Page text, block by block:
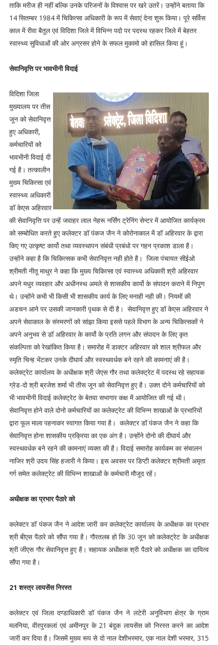
ताकि मरीज ही नहीं बल्कि उनके परिजनों के विश्वास पर खरे उतरें। उन्होंने बताया कि
14 सितम्बर 1984 में चिकित्सा अधिकारी के रूप में सेवाएं देना शुरू किया। पूरे सर्विस
काल में रीवा बैतूल एवं विदिशा जिले में विभिन्न पदो पर पदस्थ रहकर जिले में बेहतर
स्वास्थ्य सुविधाओं की ओर अग्रसर होने के सफल मुकामो को हासिल किया हूं।
सेवानिवृत्ति पर भावभीनी विदाई
विदिशा जिला
मुख्यालय पर तीस
जून को सेवानिवृत्त
हुए अधिकारी,
कर्मचारियों को
भावभीनी विदाई दी
गई है। तत्कालीन
मुख्य चिकित्सा एवं
स्वास्थ्य अधिकारी
डॉ केएस अहिरवार
की सेवानिवृत्ति पर उन्हें जवाहर लाल नेहरू नर्सिंग ट्रेनिंग सेन्टर में आयोजित कार्यक्रम
को सम्बोधित करते हुए कलेक्टर डॉ पंकज जैन ने कोरोनाकाल में डॉ अहिरवार के द्वारा
किए गए उत्कृष्ट कार्यो तथा व्यवस्थापन संबंधी प्रबंधो पर गहन प्रकाश डाला है।
उन्होंने कहा है कि चिकित्सक कभी सेवानिवृत्त नही होते है। जिला पंचायत सीईओ
श्रीमती नीतू माथुर ने कहा कि मुख्य चिकित्सा एवं स्वास्थ्य अधिकारी श्री अहिरवार
अपने मधुर व्यवहार और अधीनस्थ अमले से शासकीय कार्यो के संपादन कराने में निपुण
थे। उन्होंने कभी भी किसी भी शासकीय कार्य के लिए मनाही नही की। नियमों की
अडचन आने पर उसकी जानकारी पृथक से दी है। सेवानिवृत्त हुए डॉ केएस अहिरवार ने
अपने सेवाकाल के संस्मरणों को सांझा किया इससे पहले विभाग के अन्य चिकित्सकों ने
अपने अनुभव से डॉ अहिरवार के कार्यो के प्रति लगन और संपादन के लिए कृत
संकल्पिता को रेखांकित किया है। समारोह में डाक्टर अहिरवार को शाल श्रीफल और
स्मृति चिन्ह भेंटकर उनके दीघार्य और स्वस्थवर्धक बने रहने की कामनाएं की है।
कलेक्ट्रेट कार्यालय के अधीक्षक श्री जेएस गौर तथा कलेक्ट्रेट में पदस्थ रहे सहायक
ग्रेड-दो श्री ब्रजेश शर्मा भी तीस जून को सेवानिवृत्त हुए है। उक्त दोने कर्मचारियों को
भी भावभीनी विदाई कलेक्ट्रेट के बेतवा सभागार कक्ष में आयोजित की गई थी।
सेवानिवृत्त होने वाले दोनो कर्मचारियों का कलेक्ट्रेट की विभिन्न शाखाओं के प्रभारियों
द्वारा फूल माला पहनाकर स्वागत किया गया है। कलेक्टर डॉ पंकज जैन ने कहा कि
सेवानिवृत्त होना शासकीय प्रक्रिया का एक अंग है। उन्होंने दोनो की दीघार्य और
स्वस्थवर्धक बने रहने की कामनाएं व्यक्त की है। विदाई समारोह कार्यकम का संचालन
नाजिर श्री उदय सिंह हजारी ने किया। इस अवसर पर डिप्टी कलेक्टर श्रीमती अमृता
गर्ग समेत कलेक्ट्रेट की विभिन्न शाखाओं के कर्मचारी मौजूद रहें।
अधीक्षक का प्रभार पैठारे को
कलेक्टर डॉ पंकज जैन ने आदेश जारी कर कलेक्ट्रेट कार्यालय के अधीक्षक का प्रभार
श्री बीएस पैठारे को सौंपा गया है। गौरतलब हो कि 30 जून को कलेक्ट्रेट के अधीक्षक
श्री जीएस गौर सेवानिवृत्त हुए है। सहायक अधीक्षक श्री पैठारे को अधीक्षक का दायित्व
सौंपा गया है।
21 शस्त्र लायसेंस निरस्त
कलेक्टर एवं जिला दण्डाधिकारी डॉ पंकज जैन ने लटेरी अनुविभाग क्षेत्र के ग्राम
मलनिया, वीरपुरकलां एवं अमीनपुर के 21 बंदूक लायसेंस को निरस्त करने का आदेश
जारी कर दिया है। जिसमें मुख्य रूप से दो नाल देशीभरमार, एक नाल देशी भरमार, 315